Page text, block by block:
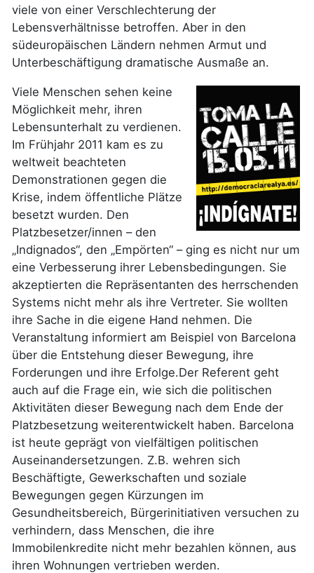
viele von einer Verschlechterung der
Lebensverhältnisse betroffen. Aber in den
südeuropäischen Ländern nehmen Armut und
Unterbeschäftigung dramatische Ausmaße an.
Viele Menschen sehen keine
Möglichkeit mehr, ihren
Lebensunterhalt zu verdienen.
Im Frühjahr 2011 kam es zu
weltweit beachteten
Demonstrationen gegen die
Krise, indem öffentliche Plätze
besetzt wurden. Den
Platzbesetzer/innen – den
„Indignados“, den „Empörten“ – ging es nicht nur um
eine Verbesserung ihrer Lebensbedingungen. Sie
akzeptierten die Repräsentanten des herrschenden
Systems nicht mehr als ihre Vertreter. Sie wollten
ihre Sache in die eigene Hand nehmen. Die
Veranstaltung informiert am Beispiel von Barcelona
über die Entstehung dieser Bewegung, ihre
Forderungen und ihre Erfolge.Der Referent geht
auch auf die Frage ein, wie sich die politischen
Aktivitäten dieser Bewegung nach dem Ende der
Platzbesetzung weiterentwickelt haben. Barcelona
ist heute geprägt von vielfältigen politischen
Auseinandersetzungen. Z.B. wehren sich
Beschäftigte, Gewerkschaften und soziale
Bewegungen gegen Kürzungen im
Gesundheitsbereich, Bürgerinitiativen versuchen zu
verhindern, dass Menschen, die ihre
Immobilenkredite nicht mehr bezahlen können, aus
ihren Wohnungen vertrieben werden.